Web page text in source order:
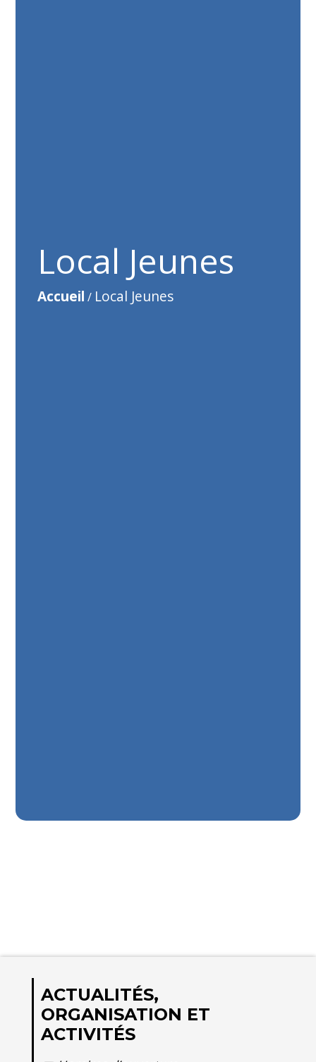
Local Jeunes
Accueil / Local Jeunes
ACTUALITÉS,
ORGANISATION ET
ACTIVITÉS